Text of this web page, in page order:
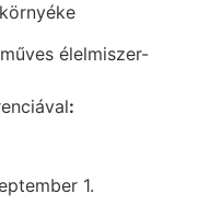
élelmiszer-
:
1.